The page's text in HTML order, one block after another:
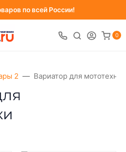
по всей России!
0
2 Вариатор для